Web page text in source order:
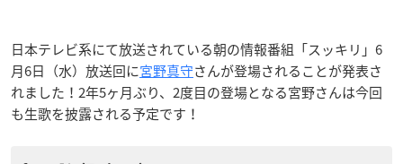
日本テレビ系にて放送されている朝の情報番組「スッキリ」6
月6日（水）放送回に宮野真守さんが登場されることが発表さ
れました！2年5ヶ月ぶり、2度目の登場となる宮野さんは今回
も生歌を披露される予定です！